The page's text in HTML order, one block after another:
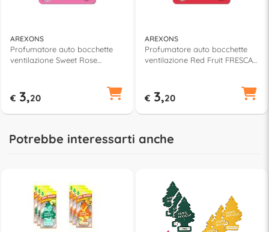
AREXONS
Profumatore auto bocchette
ventilazione Sweet Rose
€ 3,20
AREXONS
Profumatore auto bocchette
ventilazione Red Fruit FRESCA
€ 3,20
Potrebbe interessarti anche